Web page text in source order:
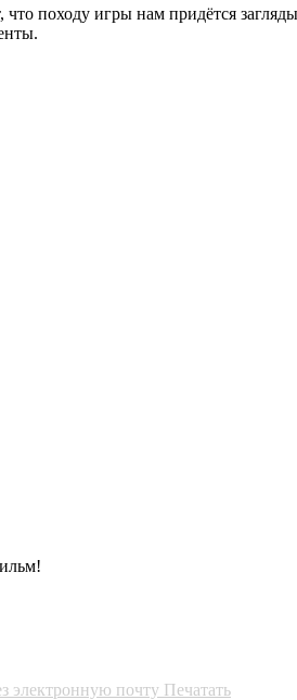
походу игры нам придётся
электронную почту Печатать